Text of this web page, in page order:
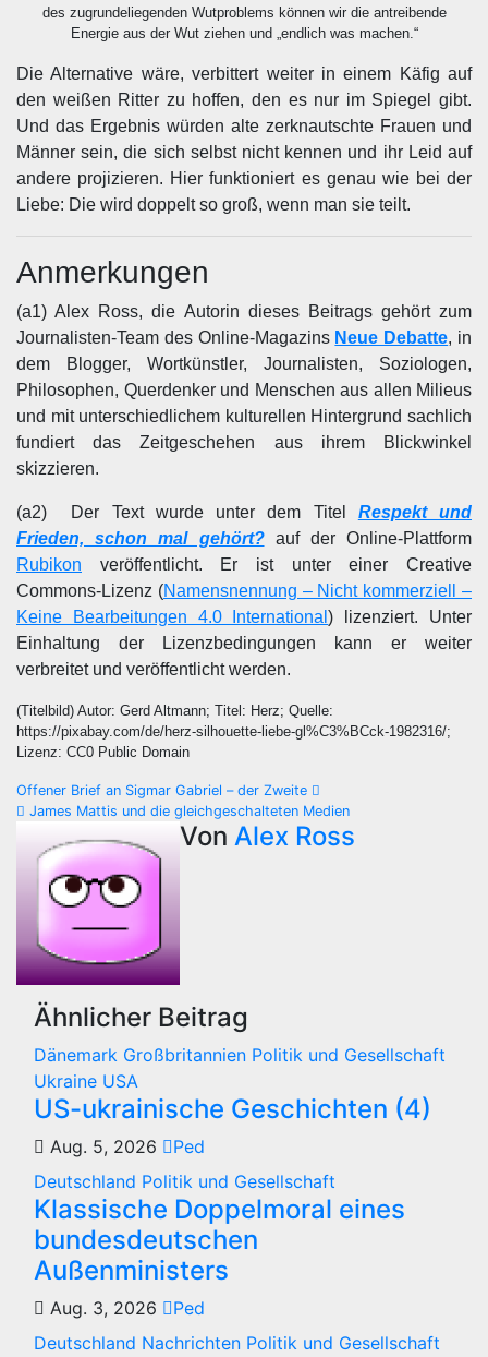
des zugrundeliegenden Wutproblems können wir die antreibende
Energie aus der Wut ziehen und „endlich was machen.“
Die Alternative wäre, verbittert weiter in einem Käfig auf
den weißen Ritter zu hoffen, den es nur im Spiegel gibt.
Und das Ergebnis würden alte zerknautschte Frauen und
Männer sein, die sich selbst nicht kennen und ihr Leid auf
andere projizieren. Hier funktioniert es genau wie bei der
Liebe: Die wird doppelt so groß, wenn man sie teilt.
Anmerkungen
(a1) Alex Ross, die Autorin dieses Beitrags gehört zum
Journalisten-Team des Online-Magazins Neue Debatte, in
dem Blogger, Wortkünstler, Journalisten, Soziologen,
Philosophen, Querdenker und Menschen aus allen Milieus
und mit unterschiedlichem kulturellen Hintergrund sachlich
fundiert das Zeitgeschehen aus ihrem Blickwinkel
skizzieren.
(a2) Der Text wurde unter dem Titel Respekt und
Frieden, schon mal gehört?auf der Online-Plattform
Rubikon veröffentlicht. Er ist unter einer Creative
Commons-Lizenz (Namensnennung – Nicht kommerziell –
Keine Bearbeitungen 4.0 International) lizenziert. Unter
Einhaltung der Lizenzbedingungen kann er weiter
verbreitet und veröffentlicht werden.
(Titelbild) Autor: Gerd Altmann; Titel: Herz; Quelle:
https://pixabay.com/de/herz-silhouette-liebe-gl%C3%BCck-1982316/;
Lizenz: CC0 Public Domain
Beitragsnavigation
Offener Brief an Sigmar Gabriel – der Zweite
James Mattis und die gleichgeschalteten Medien
Von Alex Ross
Ähnlicher Beitrag
Dänemark Großbritannien Politik und Gesellschaft
Ukraine USA
US-ukrainische Geschichten (4)
Aug. 5, 2026
Ped
Deutschland Politik und Gesellschaft
Klassische Doppelmoral eines
bundesdeutschen
Außenministers
Aug. 3, 2026
Ped
Deutschland Nachrichten Politik und Gesellschaft